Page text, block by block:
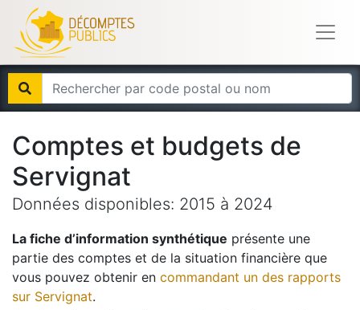
Comptes et budgets de
Servignat
Données disponibles: 2015 à 2024
La fiche d’information synthétique présente une
partie des comptes et de la situation financière que
vous pouvez obtenir en commandant un des rapports
sur Servignat.